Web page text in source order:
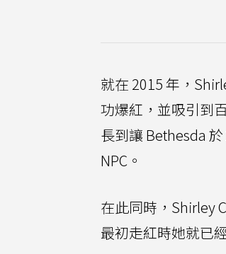
就在 2015 年，
功爆紅，並吸引到
長到讓 Bethesda
NPC。
在此同時，Shirley
最初走紅時她就已